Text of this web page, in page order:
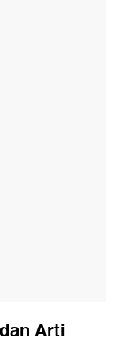
Arti